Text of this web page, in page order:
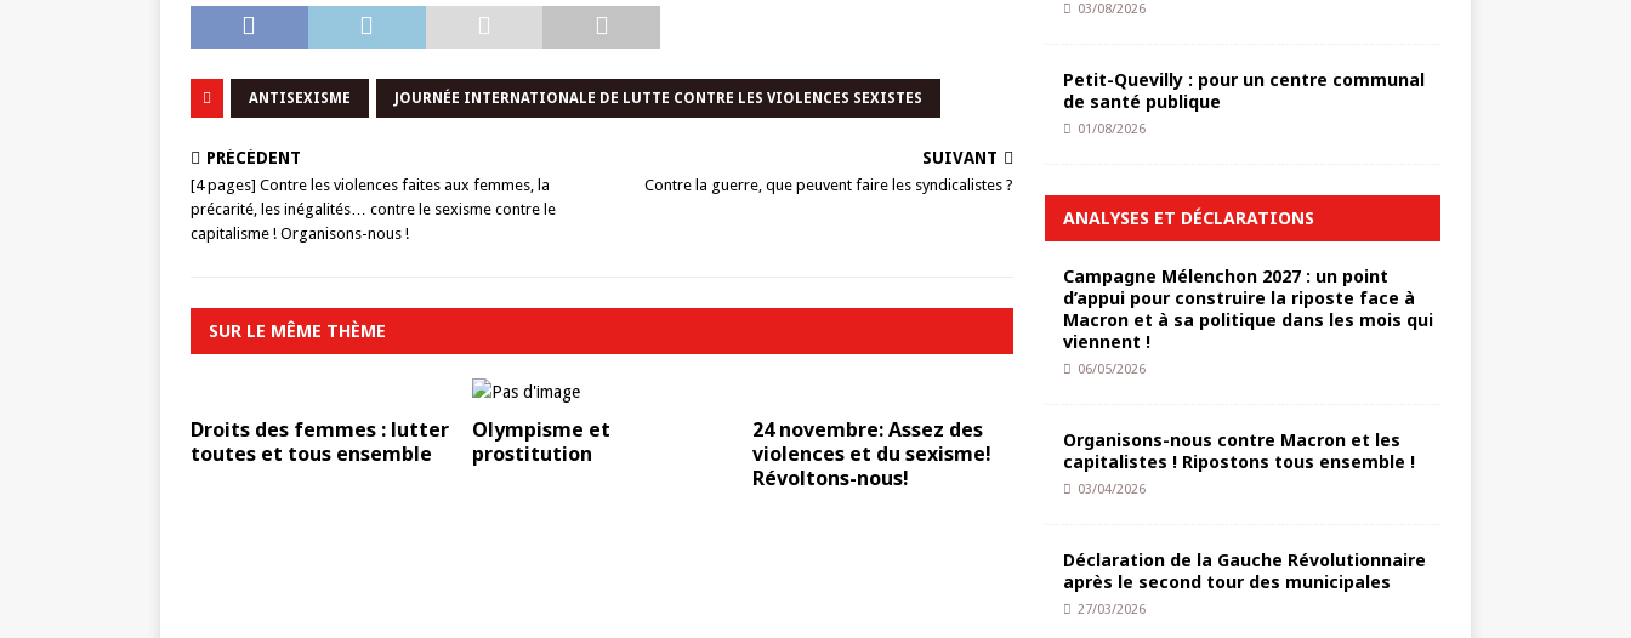
ANTISEXISME JOURNÉE INTERNATIONALE DE LUTTE CONTRE LES VIOLENCES SEXISTES
PRÉCÉDENT
[4 pages] Contre les violences faites aux femmes, la
précarité, les inégalités… contre le sexisme contre le
capitalisme ! Organisons-nous !
SUIVANT
Contre la guerre, que peuvent faire les syndicalistes ?
SUR LE MÊME THÈME
Droits des femmes : lutter
toutes et tous ensemble
Olympisme et
prostitution
24 novembre: Assez des
violences et du sexisme!
Révoltons-nous!
03/08/2026
Petit-Quevilly : pour un centre communal
de santé publique
01/08/2026
ANALYSES ET DÉCLARATIONS
Campagne Mélenchon 2027 : un point
d’appui pour construire la riposte face à
Macron et à sa politique dans les mois qui
viennent !
06/05/2026
Organisons-nous contre Macron et les
capitalistes ! Ripostons tous ensemble !
03/04/2026
Déclaration de la Gauche Révolutionnaire
après le second tour des municipales
27/03/2026